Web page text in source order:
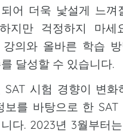
어 더욱 낯설게 느껴
지만 걱정하지 마세
강의와 올바른 학습
달성할 수 있습니다.
SAT 시험 경향이 변화
보를 바탕으로 한 SAT
다. 2023년 3월부터